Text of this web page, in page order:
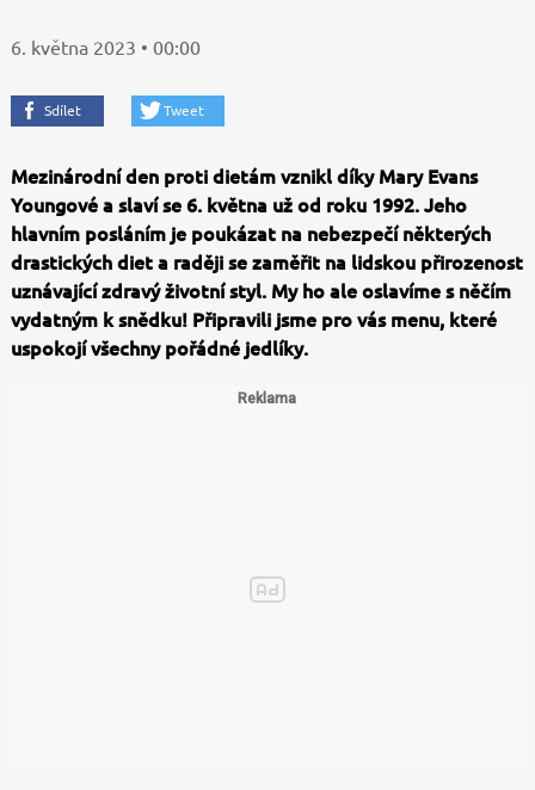
6. května 2023 • 00:00
Sdílet Tweet
Mezinárodní den proti dietám vznikl díky Mary Evans
Youngové a slaví se 6. května už od roku 1992. Jeho
hlavním posláním je poukázat na nebezpečí některých
drastických diet a raději se zaměřit na lidskou přirozenost
uznávající zdravý životní styl. My ho ale oslavíme s něčím
vydatným k snědku! Připravili jsme pro vás menu, které
uspokojí všechny pořádné jedlíky.